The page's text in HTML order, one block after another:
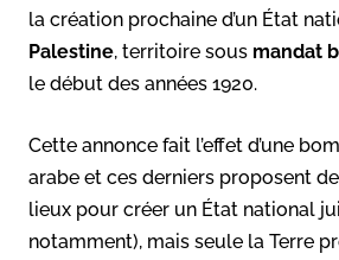
la création prochaine d’un État
Palestine, territoire sous mandat
le début des années 1920.
Cette annonce fait l’effet d’une
arabe et ces derniers proposent
lieux pour créer un État national
notamment), mais seule la Terre